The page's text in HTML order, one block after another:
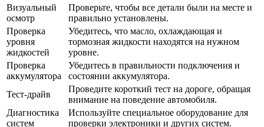
Визуальный
осмотр
Проверьте, чтобы все детали были на месте и
правильно установлены.
Проверка
уровня
жидкостей
Убедитесь, что масло, охлаждающая и
тормозная жидкости находятся на нужном
уровне.
Проверка
аккумулятора
Убедитесь в правильности подключения и
состоянии аккумулятора.
Тест-драйв
Проведите короткий тест на дороге, обращая
внимание на поведение автомобиля.
Диагностика
систем
Используйте специальное оборудование для
проверки электроники и других систем.